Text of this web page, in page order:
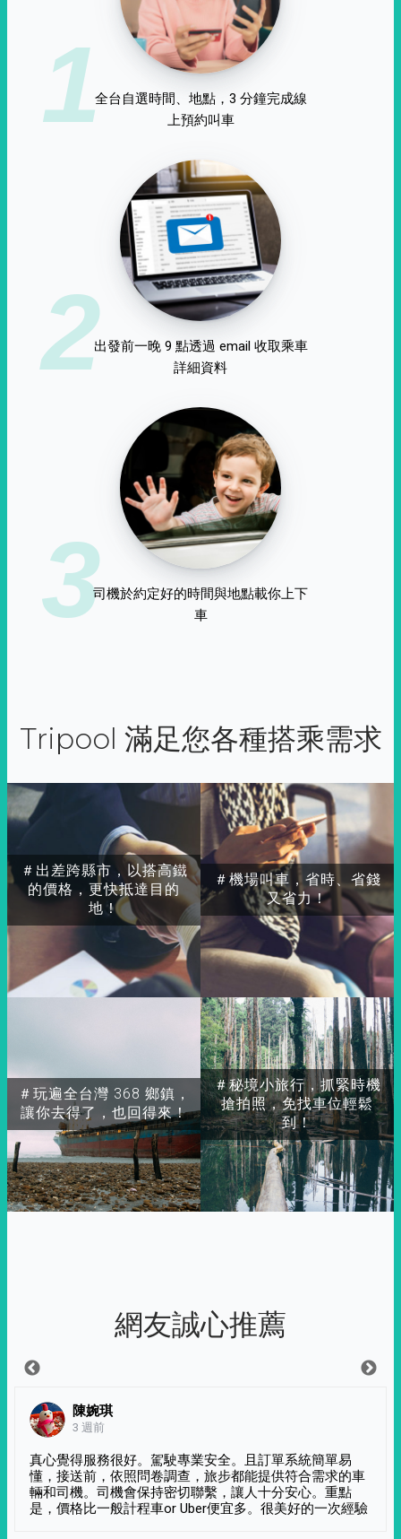
1全台自選時間、地點，3 分鐘完成線
上預約叫車
2出發前一晚 9 點透過 email 收取乘車
詳細資料
3司機於約定好的時間與地點載你上下
車
Tripool 滿足您各種搭乘需求
＃出差跨縣市，以搭高鐵
的價格，更快抵達目的
地！
＃玩遍全台灣 368 鄉鎮，
讓你去得了，也回得來！
＃秘境小旅行，抓緊時機
搶拍照，免找車位輕鬆
到！
＃機場叫車，省時、省錢
又省力！
網友誠心推薦
陳婉琪
3 週前
真心覺得服務很好。駕駛專業安全。且訂單系統簡單易
懂，接送前，依照問卷調查，旅步都能提供符合需求的車
輛和司機。司機會保持密切聯繫，讓人十分安心。重點
是，價格比一般計程車or Uber便宜多。很美好的一次經驗